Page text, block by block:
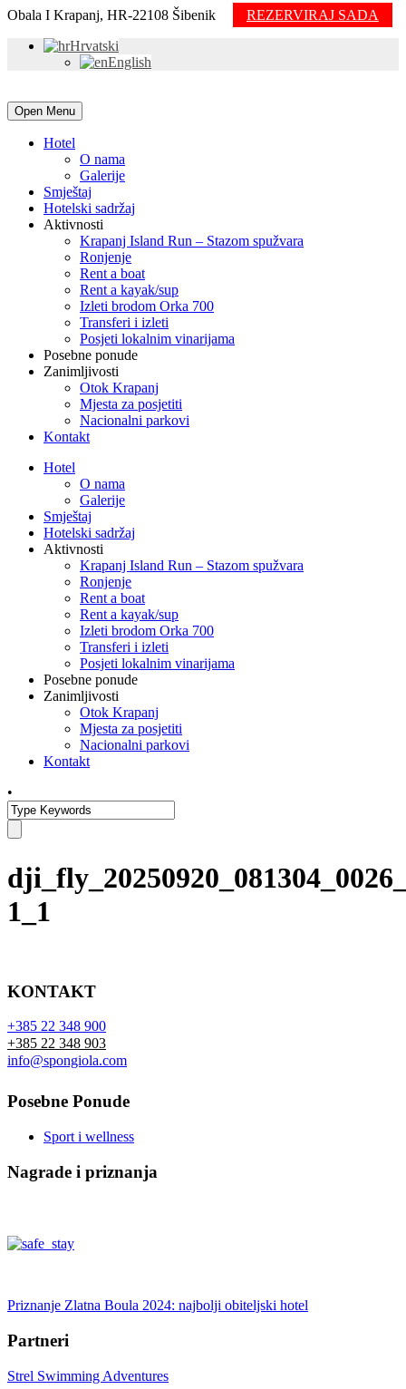
Obala I Krapanj, HR-22108 Šibenik
REZERVIRAJ SADA
Hrvatski
English
Open Menu
Hotel
O nama
Galerije
Smještaj
Hotelski sadržaj
Aktivnosti
Krapanj Island Run – Stazom spužvara
Ronjenje
Rent a boat
Rent a kayak/sup
Izleti brodom Orka 700
Transferi i izleti
Posjeti lokalnim vinarijama
Posebne ponude
Zanimljivosti
Otok Krapanj
Mjesta za posjetiti
Nacionalni parkovi
Kontakt
Hotel
O nama
Galerije
Smještaj
Hotelski sadržaj
Aktivnosti
Krapanj Island Run – Stazom spužvara
Ronjenje
Rent a boat
Rent a kayak/sup
Izleti brodom Orka 700
Transferi i izleti
Posjeti lokalnim vinarijama
Posebne ponude
Zanimljivosti
Otok Krapanj
Mjesta za posjetiti
Nacionalni parkovi
Kontakt
•
1_1
KONTAKT
+385 22 348 900
+385 22 348 903
info@spongiola.com
Posebne Ponude
Sport i wellness
Nagrade i priznanja
Priznanje Zlatna Boula 2024: najbolji obiteljski hotel
Partneri
Strel Swimming Adventures